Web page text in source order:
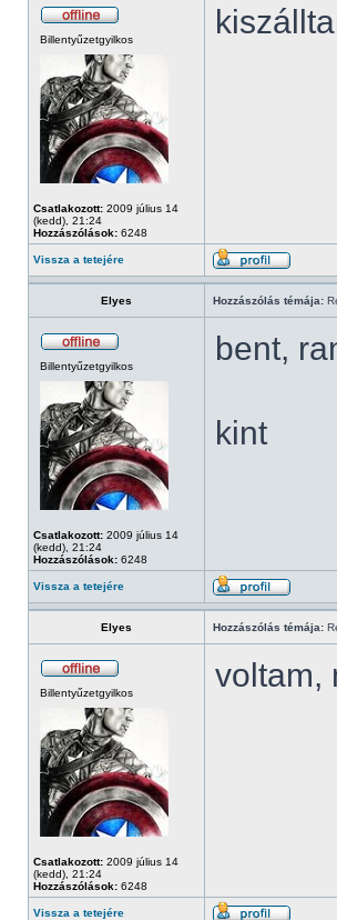
Billentyűzetgyilkos
Csatlakozott: 2009 július 14
(kedd), 21:24
Hozzászólások: 6248
Vissza a tetejére
Elyes Hozzászólás témája:
Billentyűzetgyilkos
Csatlakozott: 2009 július 14
(kedd), 21:24
Hozzászólások: 6248
bent,
kint
Vissza a tetejére
Elyes Hozzászólás témája:
Billentyűzetgyilkos
Csatlakozott: 2009 július 14
(kedd), 21:24
Hozzászólások: 6248
voltam,
Vissza a tetejére